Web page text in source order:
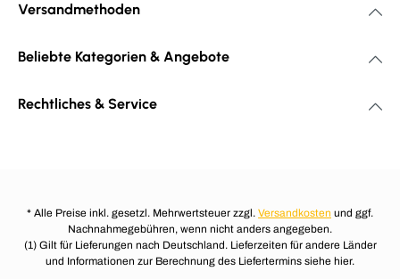
Versandmethoden
Beliebte Kategorien & Angebote
Rechtliches & Service
* Alle Preise inkl. gesetzl. Mehrwertsteuer zzgl. Versandkosten und ggf.
Nachnahmegebühren, wenn nicht anders angegeben.
(1) Gilt für Lieferungen nach Deutschland. Lieferzeiten für andere Länder
und Informationen zur Berechnung des Liefertermins siehe hier.